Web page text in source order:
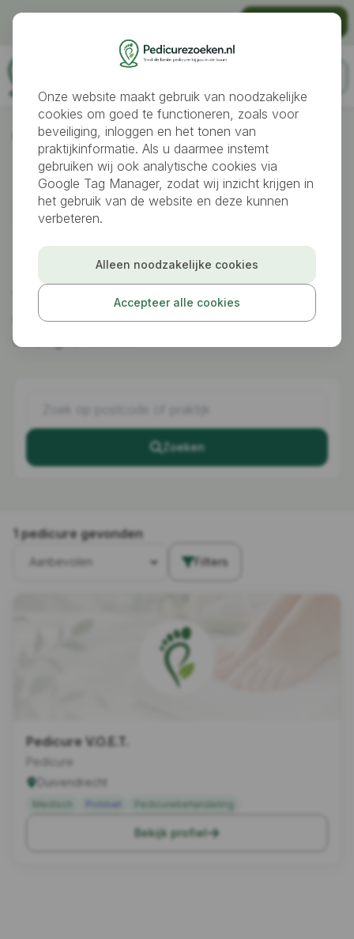
Pedicures Duivendrecht
Pedicure gezocht
inDuivendrecht
Vergelijk professionele pedicures in Duivendrecht
en maak een afspraak voor gezonde en
verzorgde voeten.
Zoeken
1 pedicure gevonden
Filters
Pedicure V.O.E.T.
Pedicure
Duivendrecht
Medisch ProVoet Pedicurebehandeling
Bekijk profiel
Onze website maakt gebruik van noodzakelijke
cookies om goed te functioneren, zoals voor
beveiliging, inloggen en het tonen van
praktijkinformatie. Als u daarmee instemt
gebruiken wij ook analytische cookies via
Google Tag Manager, zodat wij inzicht krijgen in
het gebruik van de website en deze kunnen
verbeteren.
Alleen noodzakelijke cookies
Accepteer alle cookies